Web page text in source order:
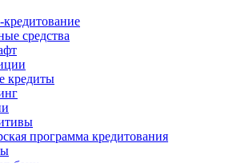
средства
кредиты
программа кредитования